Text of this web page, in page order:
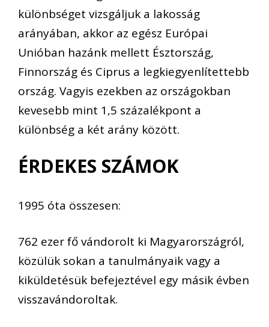
különbséget vizsgáljuk a lakosság
arányában, akkor az egész Európai
Unióban hazánk mellett Észtország,
Finnország és Ciprus a legkiegyenlítettebb
ország. Vagyis ezekben az országokban
kevesebb mint 1,5 százalékpont a
különbség a két arány között.
ÉRDEKES SZÁMOK
1995 óta összesen:
762 ezer fő vándorolt ki Magyarországról,
közülük sokan a tanulmányaik vagy a
kiküldetésük befejeztével egy másik évben
visszavándoroltak.